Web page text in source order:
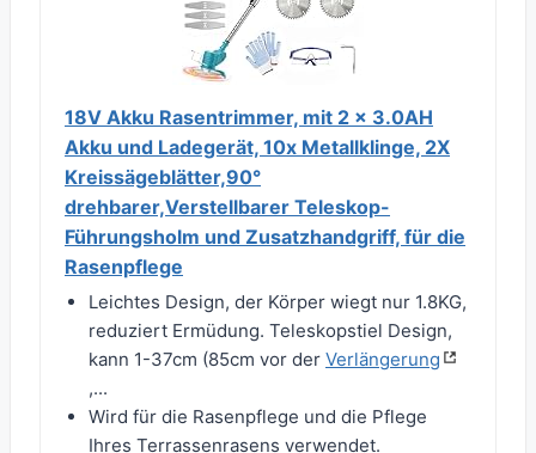
18V Akku Rasentrimmer, mit 2 x 3.0AH
Akku und Ladegerät, 10x Metallklinge, 2X
Kreissägeblätter,90°
drehbarer,Verstellbarer Teleskop-
Führungsholm und Zusatzhandgriff, für die
Rasenpflege
Leichtes Design, der Körper wiegt nur 1.8KG,
reduziert Ermüdung. Teleskopstiel Design,
kann 1-37cm (85cm vor der Verlängerung
,...
Wird für die Rasenpflege und die Pflege
Ihres Terrassenrasens verwendet.